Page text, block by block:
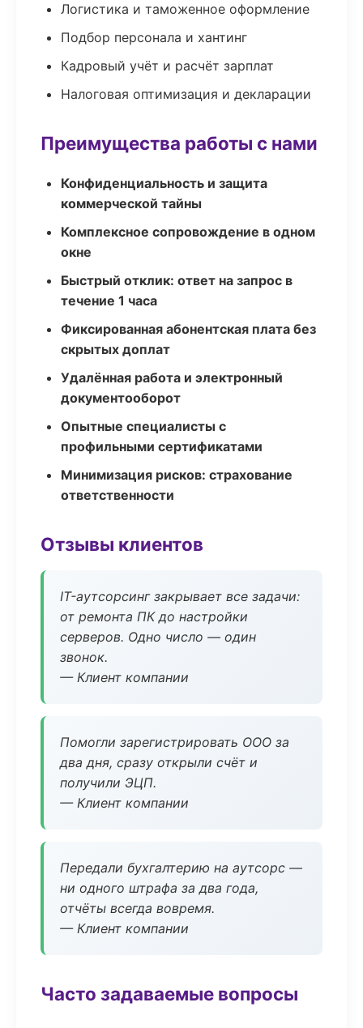
Логистика и таможенное оформление
Подбор персонала и хантинг
Кадровый учёт и расчёт зарплат
Налоговая оптимизация и декларации
Преимущества работы с нами
Конфиденциальность и защита
коммерческой тайны
Комплексное сопровождение в одном
окне
Быстрый отклик: ответ на запрос в
течение 1 часа
Фиксированная абонентская плата без
скрытых доплат
Удалённая работа и электронный
документооборот
Опытные специалисты с
профильными сертификатами
Минимизация рисков: страхование
ответственности
Отзывы клиентов
IT-аутсорсинг закрывает все задачи:
от ремонта ПК до настройки
серверов. Одно число — один
звонок.
— Клиент компании
Помогли зарегистрировать ООО за
два дня, сразу открыли счёт и
получили ЭЦП.
— Клиент компании
Передали бухгалтерию на аутсорс —
ни одного штрафа за два года,
отчёты всегда вовремя.
— Клиент компании
Часто задаваемые вопросы